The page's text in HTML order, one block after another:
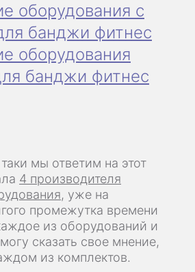
оборудования с
банджи фитнес
оборудования
банджи фитнес
мы ответим на этот
4 производителя
, уже на
промежутка времени
из оборудований и
сказать свое мнение,
из комплектов.